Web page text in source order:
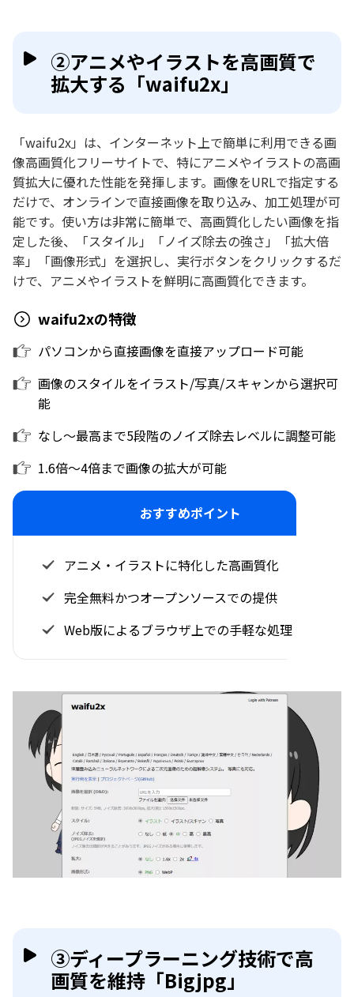
②アニメやイラストを高画質で
拡大する「waifu2x」
「waifu2x」は、インターネット上で簡単に利用できる画
像高画質化フリーサイトで、特にアニメやイラストの高画
質拡大に優れた性能を発揮します。画像をURLで指定する
だけで、オンラインで直接画像を取り込み、加工処理が可
能です。使い方は非常に簡単で、高画質化したい画像を指
定した後、「スタイル」「ノイズ除去の強さ」「拡大倍
率」「画像形式」を選択し、実行ボタンをクリックするだ
けで、アニメやイラストを鮮明に高画質化できます。
waifu2xの特徴
パソコンから直接画像を直接アップロード可能
画像のスタイルをイラスト/写真/スキャンから選択可
能
なし～最高まで5段階のノイズ除去レベルに調整可能
1.6倍～4倍まで画像の拡大が可能
おすすめポイント
アニメ・イラストに特化した高画質化
完全無料かつオープンソースでの提供
Web版によるブラウザ上での手軽な処理
③ディープラーニング技術で高
画質を維持「Bigjpg」